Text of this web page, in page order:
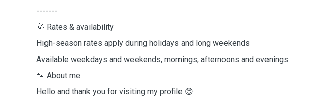
-------
🌞 Rates & availability
High-season rates apply during holidays and long weekends
Available weekdays and weekends, mornings, afternoons and evenings
🐾 About me
Hello and thank you for visiting my profile 😊